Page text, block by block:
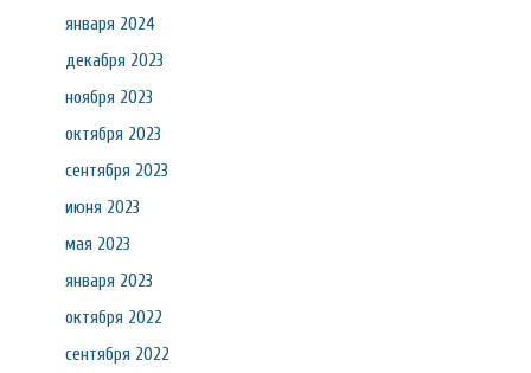
января 2024
декабря 2023
ноября 2023
октября 2023
сентября 2023
июня 2023
мая 2023
января 2023
октября 2022
сентября 2022